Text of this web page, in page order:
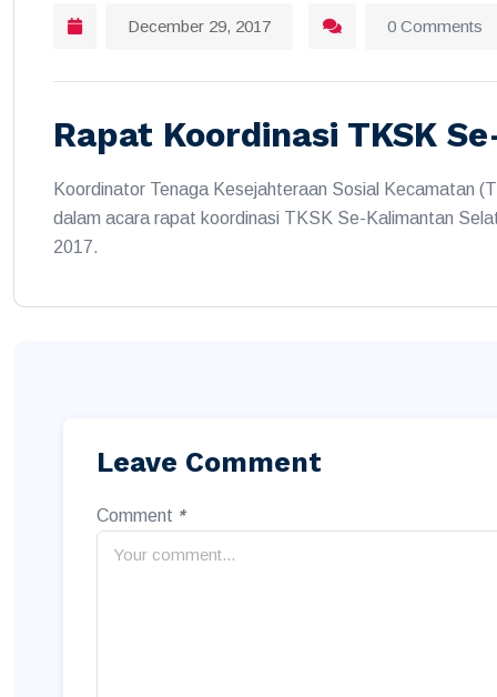
December 29, 2017 0 Comments
Rapat Koordinasi TKSK
Koordinator Tenaga Kesejahteraan Sosial Kecamatan
dalam acara rapat koordinasi TKSK Se-Kalimantan
2017.
Leave Comment
Comment *